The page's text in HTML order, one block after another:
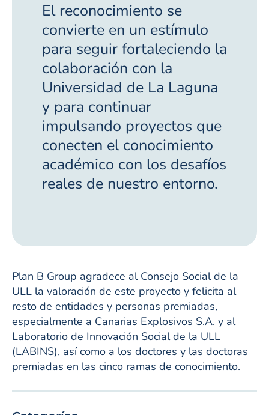
El reconocimiento se
convierte en un estímulo
para seguir fortaleciendo la
colaboración con la
Universidad de La Laguna
y para continuar
impulsando proyectos que
conecten el conocimiento
académico con los desafíos
reales de nuestro entorno.
Plan B Group agradece al Consejo Social de la
ULL la valoración de este proyecto y felicita al
resto de entidades y personas premiadas,
especialmente a Canarias Explosivos S.A. y al
Laboratorio de Innovación Social de la ULL
(LABINS), así como a los doctores y las doctoras
premiadas en las cinco ramas de conocimiento.